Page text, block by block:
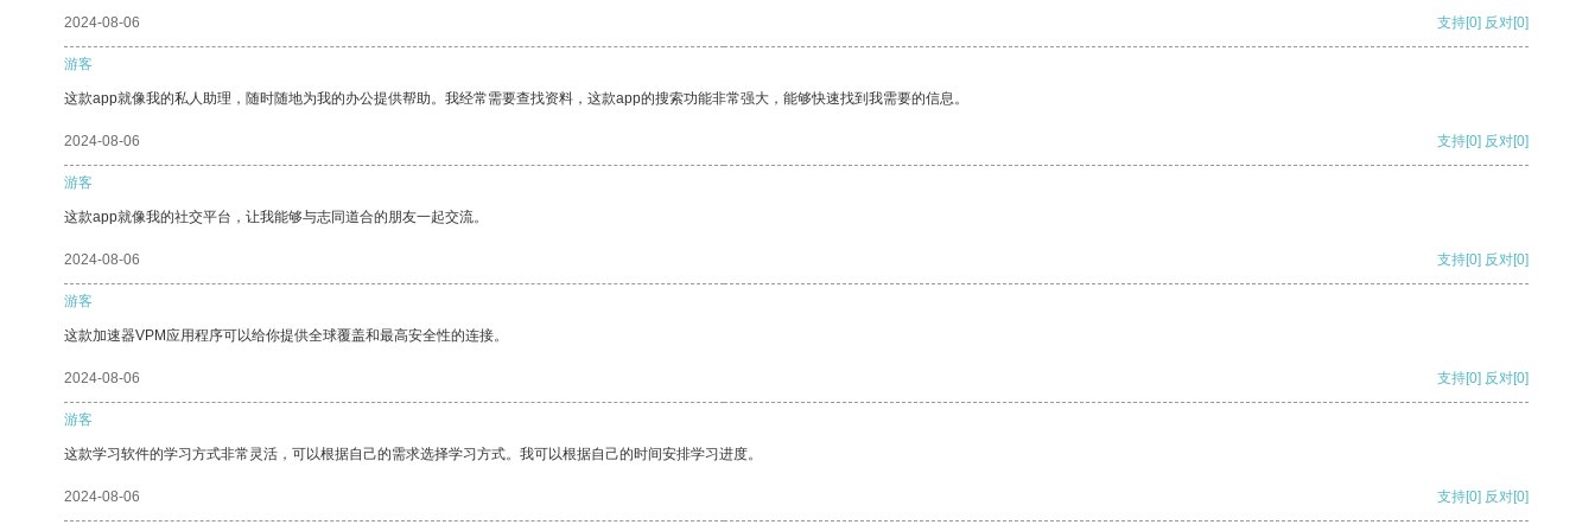
2024-08-06 支持[0] 反对[0]
游客
这款app就像我的私人助理，随时随地为我的办公提供帮助。我经常需要查找资料，这款app的搜索功能非常强大，能够快速找到我需要的信息。
2024-08-06 支持[0] 反对[0]
游客
这款app就像我的社交平台，让我能够与志同道合的朋友一起交流。
2024-08-06 支持[0] 反对[0]
游客
这款加速器VPM应用程序可以给你提供全球覆盖和最高安全性的连接。
2024-08-06 支持[0] 反对[0]
游客
这款学习软件的学习方式非常灵活，可以根据自己的需求选择学习方式。我可以根据自己的时间安排学习进度。
2024-08-06 支持[0] 反对[0]